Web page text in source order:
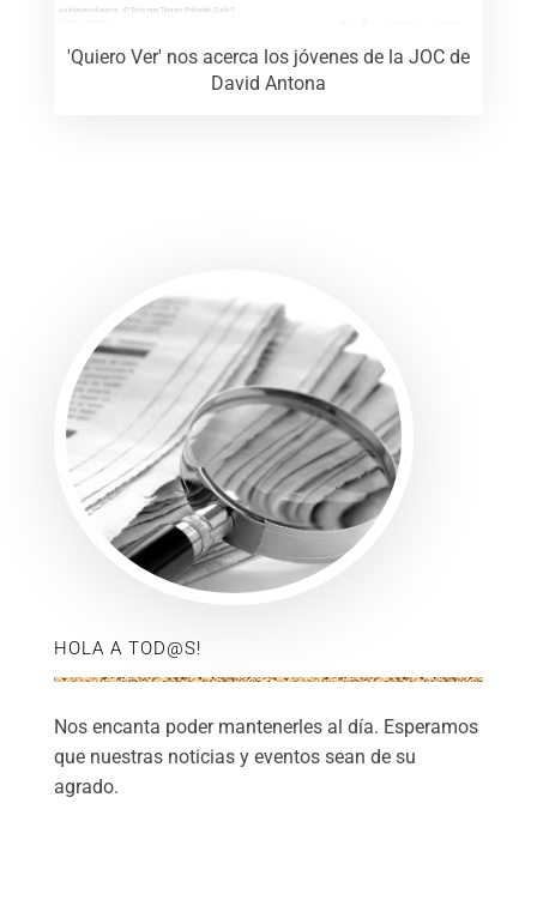
'Quiero Ver' nos acerca los jóvenes de la JOC de
David Antona
HOLA A TOD@S!
Nos encanta poder mantenerles al día. Esperamos
que nuestras noticias y eventos sean de su
agrado.